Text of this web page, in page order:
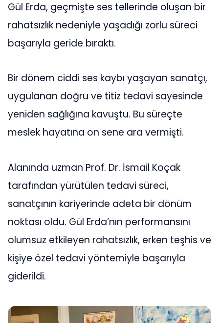
Gül Erda, geçmişte ses tellerinde oluşan bir
rahatsızlık nedeniyle yaşadığı zorlu süreci
başarıyla geride bıraktı.
Bir dönem ciddi ses kaybı yaşayan sanatçı,
uygulanan doğru ve titiz tedavi sayesinde
yeniden sağlığına kavuştu. Bu süreçte
meslek hayatına on sene ara vermişti.
Alanında uzman Prof. Dr. İsmail Koçak
tarafından yürütülen tedavi süreci,
sanatçının kariyerinde adeta bir dönüm
noktası oldu. Gül Erda’nın performansını
olumsuz etkileyen rahatsızlık, erken teşhis ve
kişiye özel tedavi yöntemiyle başarıyla
giderildi.